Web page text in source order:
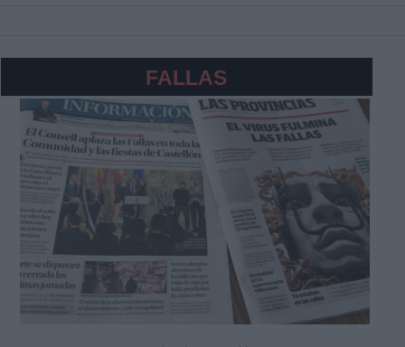
FALLAS
Datos tratados:
Legitimación:
Destinatarios: